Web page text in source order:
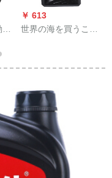
￥ 613
世界の海を買うこと